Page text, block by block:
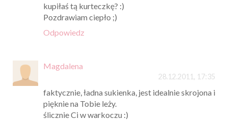
kupiłaś tą kurteczkę? :)
Pozdrawiam ciepło ;)
Odpowiedz
Magdalena
28.12.2011, 17:35
faktycznie, ładna sukienka, jest idealnie skrojona i
pięknie na Tobie leży.
ślicznie Ci w warkoczu :)